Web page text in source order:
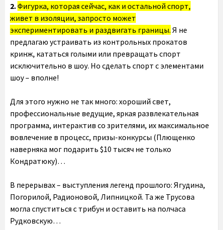
2.Фигурка, которая сейчас, как и остальной спорт,
живет в изоляции, запросто может
экспериментировать и раздвигать границы. Я не
предлагаю устраивать из контрольных прокатов
кринж, кататься голыми или превращать спорт
исключительно в шоу. Но сделать спорт с элементами
шоу – вполне!
Для этого нужно не так много: хороший свет,
профессиональные ведущие, яркая развлекательная
программа, интерактив со зрителями, их максимальное
вовлечение в процесс, призы-конкурсы (Плющенко
наверняка мог подарить $10 тысяч не только
Кондратюку)…
В перерывах – выступления легенд прошлого: Ягудина,
Погорилой, Радионовой, Липницкой. Та же Трусова
могла спуститься с трибун и оставить на полчаса
Рудковскую…